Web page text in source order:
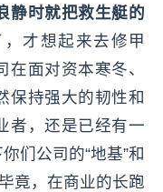
静时就把救生艇的
才想起来去修甲
面对资本寒冬、
保持强大的韧性和
者，还是已经有一
们公司的“地基”和
竟，在商业的长跑